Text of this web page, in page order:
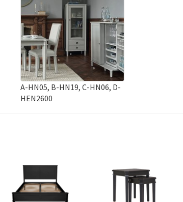
A-HN05, B-HN19, C-HN06, D-
HEN2600